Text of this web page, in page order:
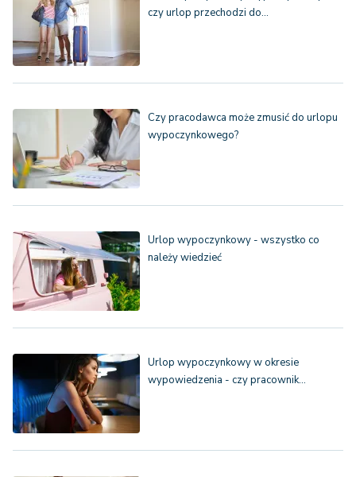
czy urlop przechodzi do…
Czy pracodawca może zmusić do urlopu
wypoczynkowego?
Urlop wypoczynkowy - wszystko co
należy wiedzieć
Urlop wypoczynkowy w okresie
wypowiedzenia - czy pracownik…